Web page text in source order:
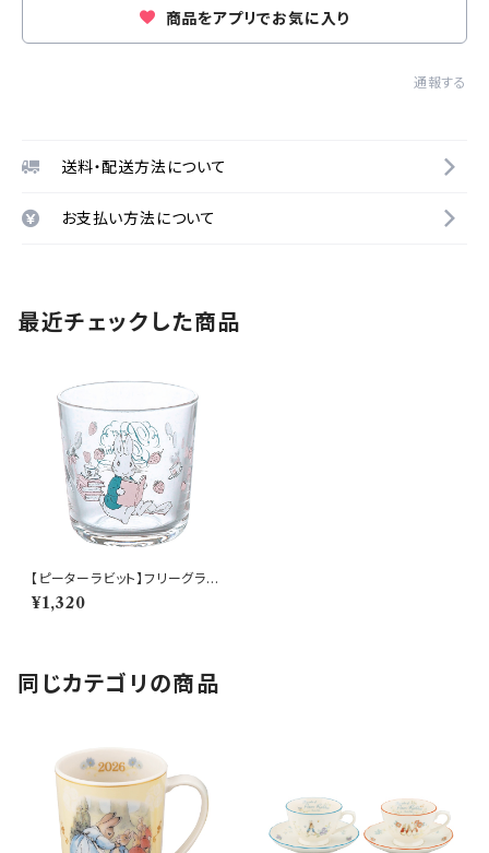
商品をアプリでお気に入り
通報する
送料・配送方法について
お支払い方法について
最近チェックした商品
【ピーターラビット】フリーグラス
（ピーター）【リトルブック】PR62
1-813
¥1,320
同じカテゴリの商品